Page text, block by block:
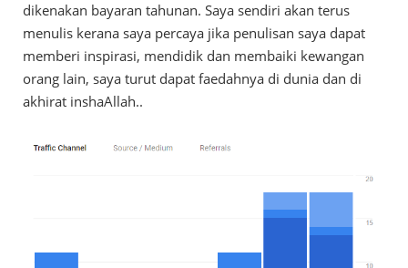
dikenakan bayaran tahunan. Saya sendiri akan terus
menulis kerana saya percaya jika penulisan saya dapat
memberi inspirasi, mendidik dan membaiki kewangan
orang lain, saya turut dapat faedahnya di dunia dan di
akhirat inshaAllah..